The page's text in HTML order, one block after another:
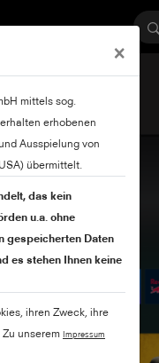
×
mittels sog.
erhobenen
Ausspielung von
übermittelt.
das kein
u.a. ohne
gespeicherten Daten
es stehen Ihnen keine
ihren Zweck, ihre
Zu unserem Impressum